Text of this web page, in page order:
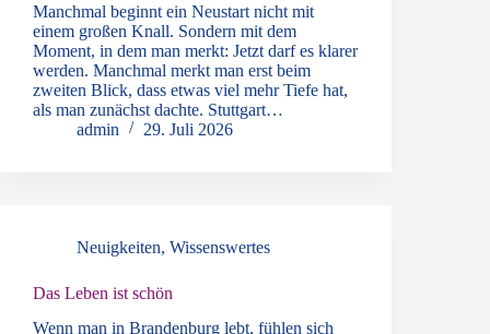
Manchmal beginnt ein Neustart nicht mit
einem großen Knall. Sondern mit dem
Moment, in dem man merkt: Jetzt darf es klarer
werden. Manchmal merkt man erst beim
zweiten Blick, dass etwas viel mehr Tiefe hat,
als man zunächst dachte. Stuttgart…
admin
29. Juli 2026
Neuigkeiten, Wissenswertes
Das Leben ist schön
Wenn man in Brandenburg lebt, fühlen sich